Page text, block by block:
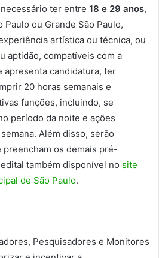
ter entre 18 e 29 anos,
ou Grande São Paulo,
artística ou técnica, ou
aptidão, compatíveis com a
apresenta candidatura, ter
20 horas semanais e
funções, incluindo, se
período da noite e ações
Além disso, serão
os demais pré-
também disponível no site
de São Paulo.
Pesquisadores e Monitores